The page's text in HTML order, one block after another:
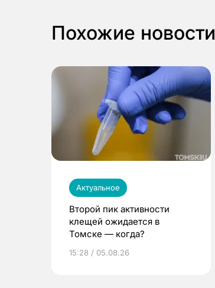
Похожие новости
Актуальное
Второй пик активности
клещей ожидается в
Томске — когда?
15:28 / 05.08.26